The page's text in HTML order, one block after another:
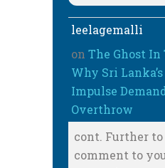
leelagemalli
on The Ghost In
Why Sri
Impulse
Overthrow
cont. Further
comment to